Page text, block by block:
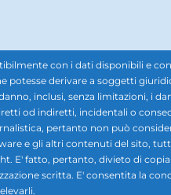
con i dati disponibili e
potesse derivare a soggetti
inclusi, senza limitazioni, i
od indiretti, incidentali o
pertanto non può
e gli altri contenuti del sito,
E' fatto, pertanto, divieto di
scritta. E' consentita la